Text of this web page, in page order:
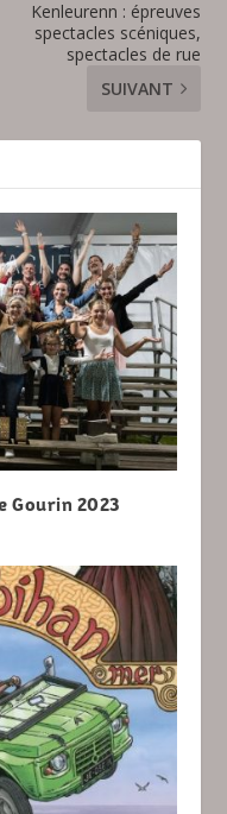
Kenleurenn : épreuves
spectacles scéniques,
spectacles de rue
SUIVANT
Gourin 2023